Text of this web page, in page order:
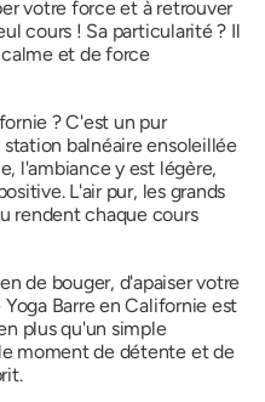
votre force et à retrouver
cours ! Sa particularité ? Il
et de force
?C'est un pur
balnéaire ensoleillée
l'ambiance y est légère,
L'air pur, les grands
rendent chaque cours
de bouger, d'apaiser votre
Barre en Californie est
plus qu'un simple
moment de détente et de